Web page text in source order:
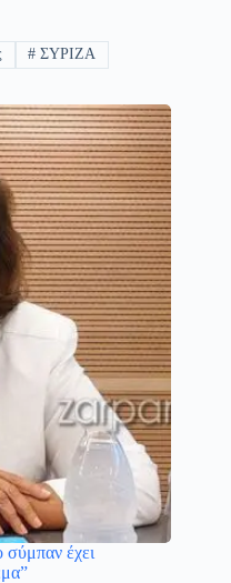
# ΣΥΡΙΖΑ
έχει